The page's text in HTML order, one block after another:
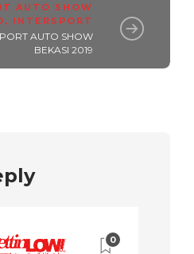
AUTO SHOW
, INTERSPORT
AUTO SHOW
BEKASI 2019